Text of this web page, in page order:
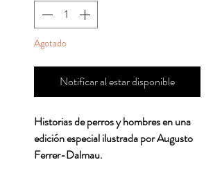
Agotado
Notificar al estar disponible
Historias de perros y hombres en una
edición especial ilustrada por Augusto
Ferrer-Dalmau.